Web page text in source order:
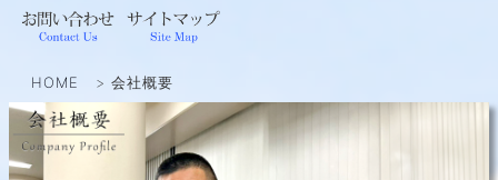
HOME 会社概要